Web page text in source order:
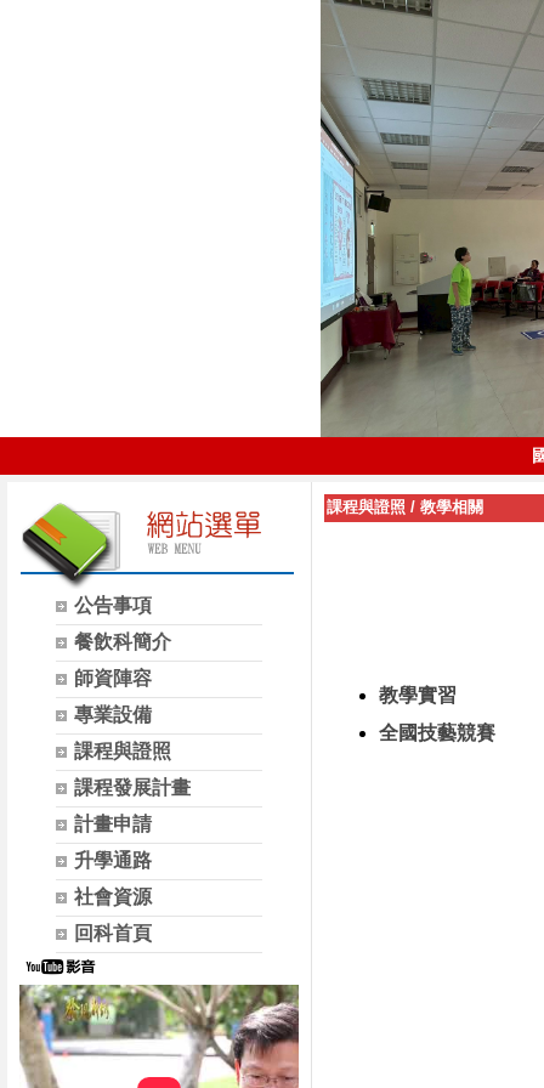
公告事項
餐飲科簡介
師資陣容
專業設備
課程與證照
課程發展計畫
計畫申請
升學通路
社會資源
回科首頁
課程與證照 / 教學相關
教學實習
全國技藝競賽